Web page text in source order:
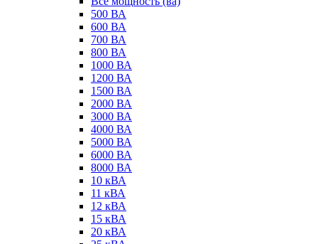
500 ВА
600 ВА
700 ВА
800 ВА
1000 ВА
1200 ВА
1500 ВА
2000 ВА
3000 ВА
4000 ВА
5000 ВА
6000 ВА
8000 ВА
10 кВА
11 кВА
12 кВА
15 кВА
20 кВА